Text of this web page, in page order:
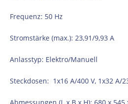
Frequenz: 50 Hz
Stromstärke (max.): 23,91/9,93 А
Anlasstyp: Elektro/Manuell
Steckdosen: 1x16 A/400 V, 1x32 A/